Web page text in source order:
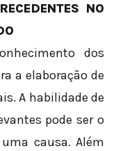
NO
dos
a elaboração de
A habilidade de
pode ser o
causa. Além